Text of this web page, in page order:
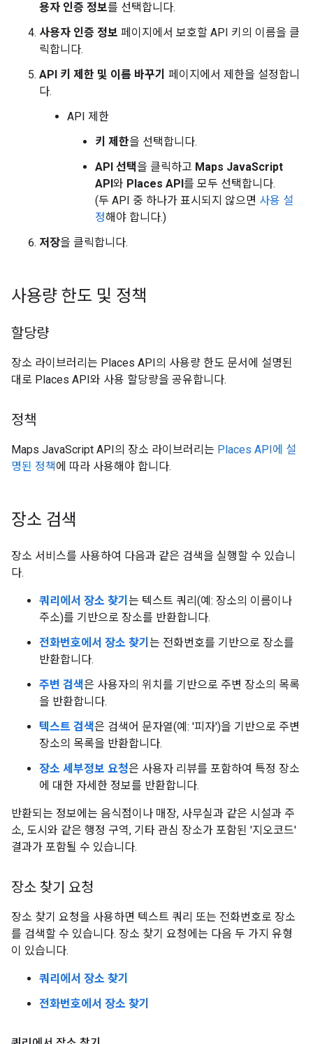
용자 인증 정보를 선택합니다.
사용자 인증 정보 페이지에서 보호할 API 키의 이름을 클
릭합니다.
API 키 제한 및 이름 바꾸기 페이지에서 제한을 설정합니
다.
API 제한
키 제한을 선택합니다.
API 선택을 클릭하고 Maps JavaScript
API와 Places API를 모두 선택합니다.
(두 API 중 하나가 표시되지 않으면 사용 설
정해야 합니다.)
저장을 클릭합니다.
사용량 한도 및 정책
할당량
장소 라이브러리는 Places API의 사용량 한도 문서에 설명된
대로 Places API와 사용 할당량을 공유합니다.
정책
Maps JavaScript API의 장소 라이브러리는 Places API에 설
명된 정책 에 따라 사용해야 합니다.
장소 검색
장소 서비스를 사용하여 다음과 같은 검색을 실행할 수 있습니
다.
쿼리에서 장소 찾기 는 텍스트 쿼리(예: 장소의 이름이나
주소)를 기반으로 장소를 반환합니다.
전화번호에서 장소 찾기 는 전화번호를 기반으로 장소를
반환합니다.
주변 검색은 사용자의 위치를 기반으로 주변 장소의 목록
을 반환합니다.
텍스트 검색은 검색어 문자열(예: '피자')을 기반으로 주변
장소의 목록을 반환합니다.
장소 세부정보 요청은 사용자 리뷰를 포함하여 특정 장소
에 대한 자세한 정보를 반환합니다.
반환되는 정보에는 음식점이나 매장, 사무실과 같은 시설과 주
소, 도시와 같은 행정 구역, 기타 관심 장소가 포함된 '지오코드'
결과가 포함될 수 있습니다.
장소 찾기 요청
장소 찾기 요청을 사용하면 텍스트 쿼리 또는 전화번호로 장소
를 검색할 수 있습니다. 장소 찾기 요청에는 다음 두 가지 유형
이 있습니다.
쿼리에서 장소 찾기
전화번호에서 장소 찾기